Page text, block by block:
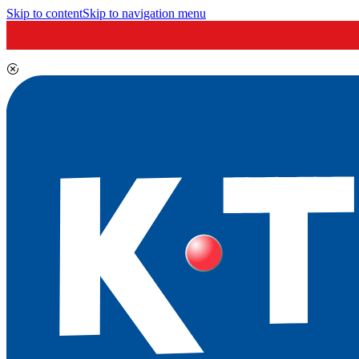
Skip to contentSkip to navigation menu